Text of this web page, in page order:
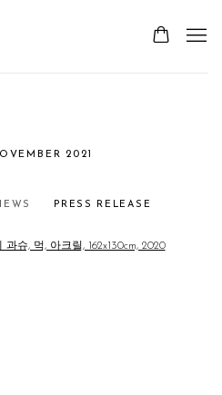
2021
PRESS RELEASE
image in a popup: